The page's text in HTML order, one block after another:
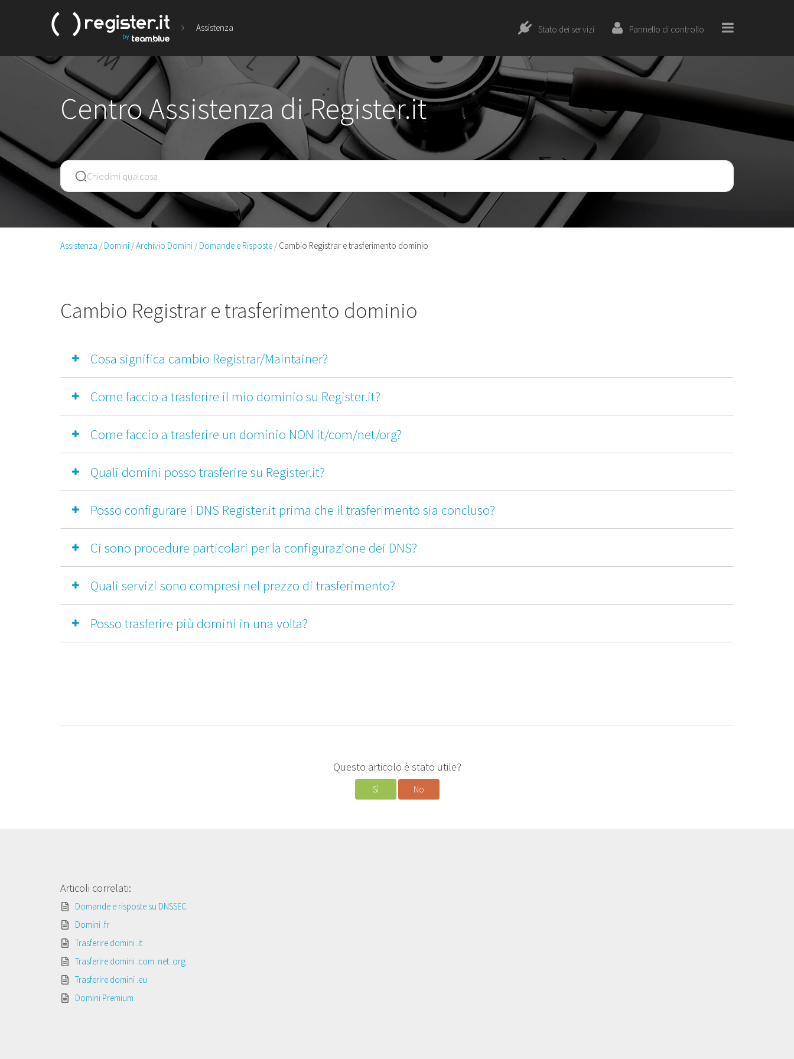
Assistenza Stato dei servizi Pannello di controllo
Centro Assistenza di Register.it
Assistenza Domini Archivio Domini Domande e Risposte Cambio Registrar e trasferimento dominio
Cambio Registrar e trasferimento dominio
Cosa significa cambio Registrar/Maintainer?
Come faccio a trasferire il mio dominio su Register.it?
Come faccio a trasferire un dominio NON it/com/net/org?
Quali domini posso trasferire su Register.it?
Posso configurare i DNS Register.it prima che il trasferimento sia concluso?
Ci sono procedure particolari per la configurazione dei DNS?
Quali servizi sono compresi nel prezzo di trasferimento?
Posso trasferire più domini in una volta?
Questo articolo è stato utile?
Sì No
Articoli correlati:
Domande e risposte su DNSSEC
Domini .fr
Trasferire domini .it
Trasferire domini .com .net .org
Trasferire domini .eu
Domini Premium